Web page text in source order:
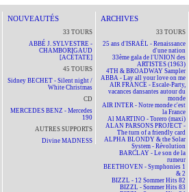
NOUVEAUTÉS
33 TOURS
ABBÉ J. SYLVESTRE -
CHAMBORIGAUD
[ACÉTATE]
45 TOURS
Sidney BECHET - Silent night /
White Christmas
CD
MERCEDES BENZ - Mercedes
190
AUTRES SUPPORTS
Divine MADNESS
ARCHIVES
33 TOURS
25 ans d'ISRAËL - Renaissance
d'une nation
33ème gala de l'UNION des
ARTISTES (1963)
4TH & BROADWAY Sampler
ABBA - Lay all your love on me
AIR FRANCE - Escale-Party,
vacances dansantes autour du
monde
AIR INTER - Notre monde c'est
la France
Al MARTINO - Torero (maxi)
ALAN PARSONS PROJECT -
The turn of a friendly card
ALPHA BLONDY & the Solar
System - Révolution
BARCLAY - Le son de la
rumeur
BEETHOVEN - Symphonies 1
& 2
BIZZL - 12 Sommer Hits 82
BIZZL - Sommer Hits 83